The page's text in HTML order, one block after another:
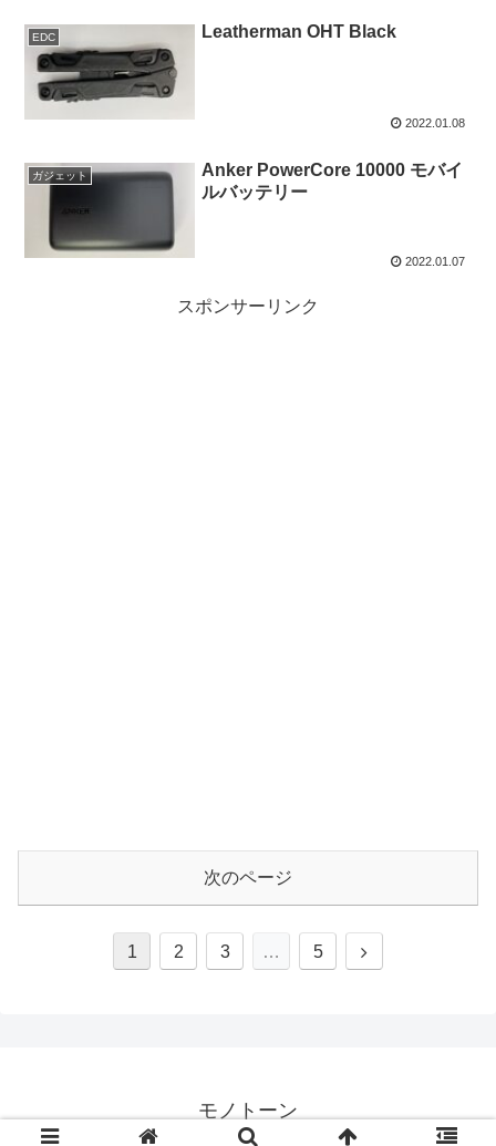
EDC Leatherman OHT Black
2022.01.08
ガジェット
Anker PowerCore 10000 モバイ
ルバッテリー
2022.01.07
スポンサーリンク
次のページ
1 2 3 … 5
モノトーン
© 2021 モノトーン.